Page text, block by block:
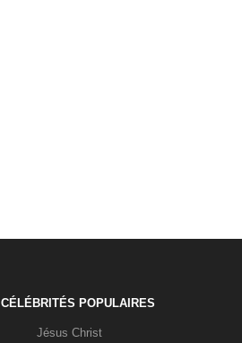
CÉLÉBRITÉS POPULAIRES
Jésus Christ